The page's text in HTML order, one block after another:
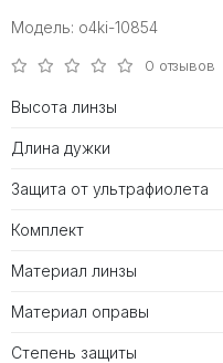
Модель: o4ki-10854
0 отзывов
Высота линзы
Длина дужки
Защита от ультрафиолета
Комплект
Материал линзы
Материал оправы
Степень защиты